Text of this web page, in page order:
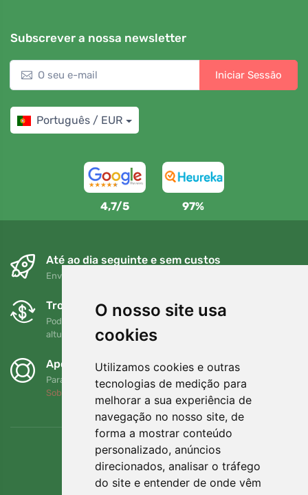
O nosso site usa
cookies
Utilizamos cookies e outras
tecnologias de medição para
melhorar a sua experiência de
navegação no nosso site, de
forma a mostrar conteúdo
personalizado, anúncios
direcionados, analisar o tráfego
do site e entender de onde vêm
Subscrever a nossa newsletter
Iniciar Sessão
Português / EUR
4,7/5 97%
Até ao dia seguinte e sem custos
Envio gratuito para encomendas superiores a 80 EUR
Trocas e devoluções gratuitas
Pode devolver ou trocar a sua encomenda em qualquer
altura no prazo de 90 dias
Apoiamos a Trees.org
Para cada encomenda plantamos uma árvore! Leia mais
Sobre nós